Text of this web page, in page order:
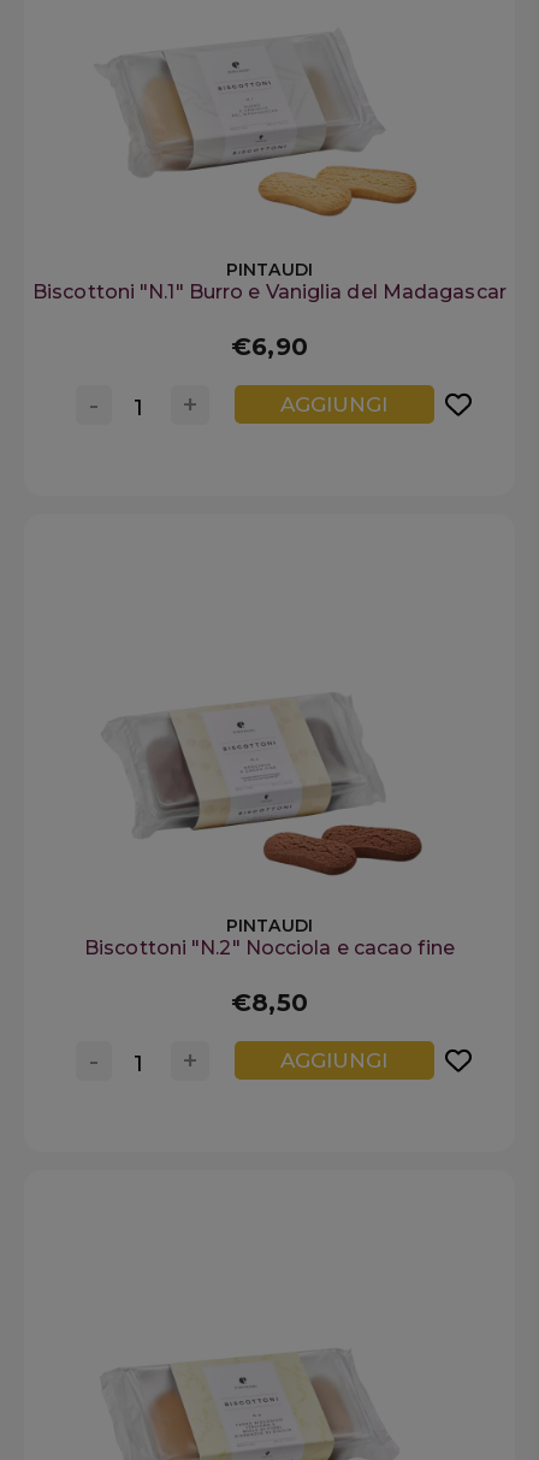
PINTAUDI
Biscottoni "N.1" Burro e Vaniglia del Madagascar
€6,90
+
- AGGIUNGI
PINTAUDI
Biscottoni "N.2" Nocciola e cacao fine
€8,50
+
- AGGIUNGI